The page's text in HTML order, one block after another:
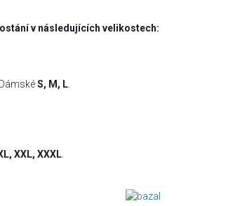
v následujících velikostech:
. DámskéS, M, L
XXL, XXXL